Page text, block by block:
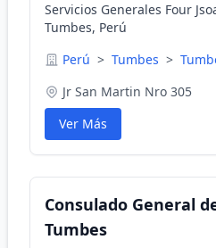
Servicios Generales Four
Tumbes, Perú
Perú > Tumbes >
Jr San Martin Nro 305
Ver Más
Consulado General
Tumbes